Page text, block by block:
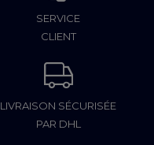
SERVICE
CLIENT
LIVRAISON SÉCURISÉE
PAR DHL